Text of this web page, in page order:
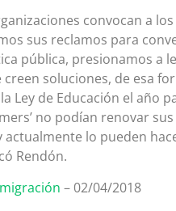
convocan a
sus reclamos para
pública, presionamos a
creen soluciones, de esa
Ley de Educación el año
no podían renovar
actualmente lo pueden
Rendón.
– 02/04/2018